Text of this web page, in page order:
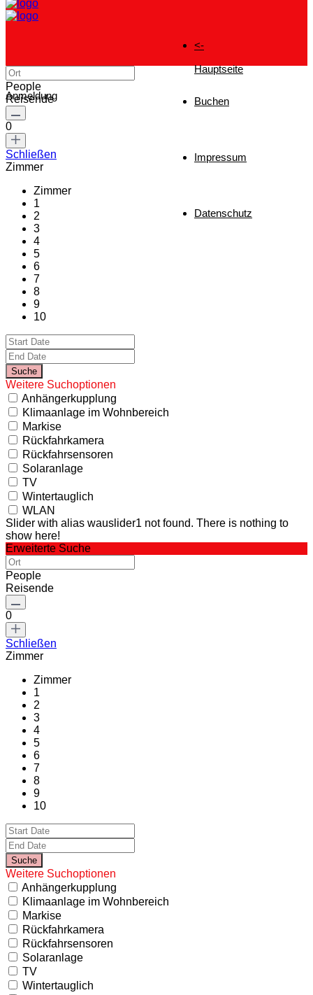
<-
Hauptseite
Buchen
Impressum
Datenschutz
Anmeldung
People
Reisende
0
Schließen
Zimmer
Zimmer
1
2
3
4
5
6
7
8
9
10
Weitere Suchoptionen
Anhängerkupplung
Klimaanlage im Wohnbereich
Markise
Rückfahrkamera
Rückfahrsensoren
Solaranlage
TV
Wintertauglich
WLAN
Slider with alias wauslider1 not found. There is nothing to
show here!
Erweiterte Suche
People
Reisende
0
Schließen
Zimmer
Zimmer
1
2
3
4
5
6
7
8
9
10
Weitere Suchoptionen
Anhängerkupplung
Klimaanlage im Wohnbereich
Markise
Rückfahrkamera
Rückfahrsensoren
Solaranlage
TV
Wintertauglich